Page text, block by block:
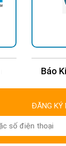
Báo
ĐĂNG KÝ